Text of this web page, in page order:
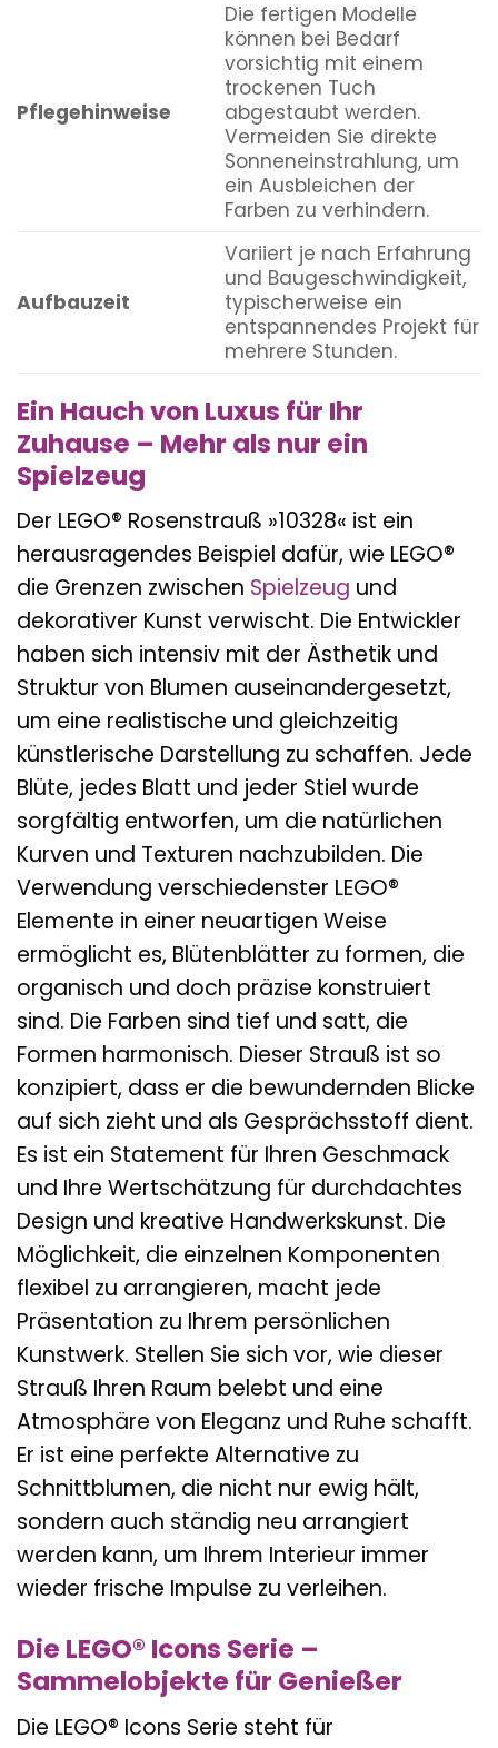
Pflegehinweise
Die fertigen Modelle
können bei Bedarf
vorsichtig mit einem
trockenen Tuch
abgestaubt werden.
Vermeiden Sie direkte
Sonneneinstrahlung, um
ein Ausbleichen der
Farben zu verhindern.
Aufbauzeit
Variiert je nach Erfahrung
und Baugeschwindigkeit,
typischerweise ein
entspannendes Projekt für
mehrere Stunden.
Ein Hauch von Luxus für Ihr
Zuhause – Mehr als nur ein
Spielzeug
Der LEGO® Rosenstrauß »10328« ist ein
herausragendes Beispiel dafür, wie LEGO®
die Grenzen zwischen Spielzeug und
dekorativer Kunst verwischt. Die Entwickler
haben sich intensiv mit der Ästhetik und
Struktur von Blumen auseinandergesetzt,
um eine realistische und gleichzeitig
künstlerische Darstellung zu schaffen. Jede
Blüte, jedes Blatt und jeder Stiel wurde
sorgfältig entworfen, um die natürlichen
Kurven und Texturen nachzubilden. Die
Verwendung verschiedenster LEGO®
Elemente in einer neuartigen Weise
ermöglicht es, Blütenblätter zu formen, die
organisch und doch präzise konstruiert
sind. Die Farben sind tief und satt, die
Formen harmonisch. Dieser Strauß ist so
konzipiert, dass er die bewundernden Blicke
auf sich zieht und als Gesprächsstoff dient.
Es ist ein Statement für Ihren Geschmack
und Ihre Wertschätzung für durchdachtes
Design und kreative Handwerkskunst. Die
Möglichkeit, die einzelnen Komponenten
flexibel zu arrangieren, macht jede
Präsentation zu Ihrem persönlichen
Kunstwerk. Stellen Sie sich vor, wie dieser
Strauß Ihren Raum belebt und eine
Atmosphäre von Eleganz und Ruhe schafft.
Er ist eine perfekte Alternative zu
Schnittblumen, die nicht nur ewig hält,
sondern auch ständig neu arrangiert
werden kann, um Ihrem Interieur immer
wieder frische Impulse zu verleihen.
Die LEGO® Icons Serie –
Sammelobjekte für Genießer
Die LEGO® Icons Serie steht für